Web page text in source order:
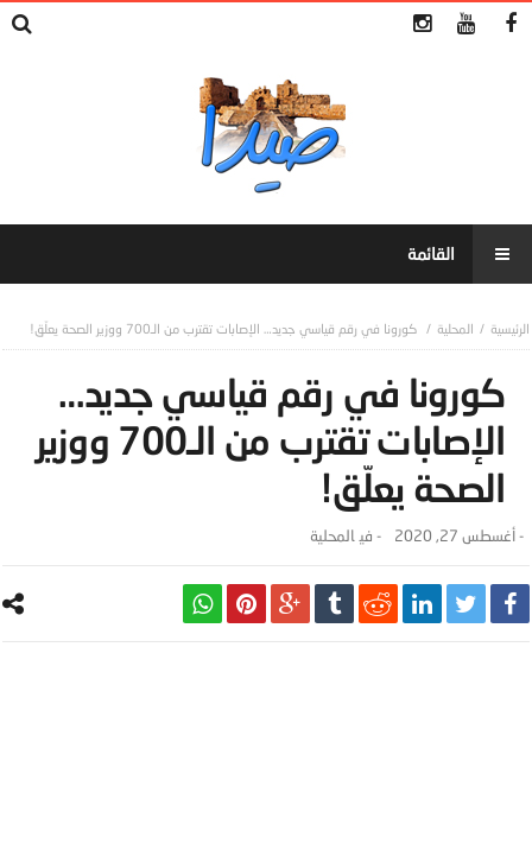
المحلية كورونا في رقم قياسي جديد… الإصابات تقترب من الـ700 ووزير الصحة يعلّق!
كورونا في رقم قياسي جديد…
الإصابات تقترب من الـ700 ووزير
الصحة يعلّق!
-أغسطس 27, 2020 - ‎في المحلية